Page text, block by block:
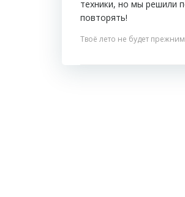
техники, но мы решили
повторять!
Твоё лето не будет прежним